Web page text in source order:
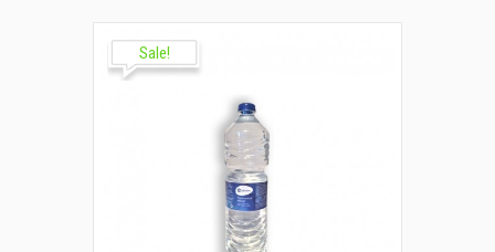
CARNICERÍA Y CHARCUTERÍA
Sale!